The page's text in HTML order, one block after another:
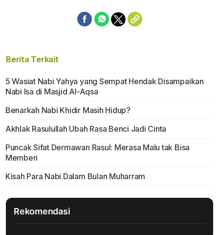
Berita Terkait
5 Wasiat Nabi Yahya yang Sempat Hendak Disampaikan
Nabi Isa di Masjid Al-Aqsa
Benarkah Nabi Khidir Masih Hidup?
Akhlak Rasulullah Ubah Rasa Benci Jadi Cinta
Puncak Sifat Dermawan Rasul: Merasa Malu tak Bisa
Memberi
Kisah Para Nabi Dalam Bulan Muharram
Rekomendasi